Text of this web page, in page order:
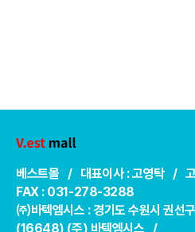
베스트몰 / 대표이사 : 고영탁 /
FAX : 031-278-3288
㈜바텍엠시스 : 경기도 수원시 권선
(16648) (주) 바텍엠시스 /